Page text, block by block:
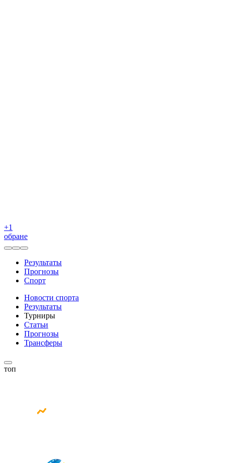
+1
обране
Результаты
Прогнозы
Спорт
Новости спорта
Результаты
Турниры
Статьи
Прогнозы
Трансферы
топ